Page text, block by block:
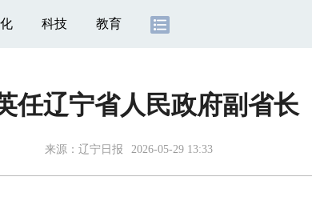
科技 教育
任辽宁省人民政府副省长
来源： 辽宁日报 2026-05-29 13:33